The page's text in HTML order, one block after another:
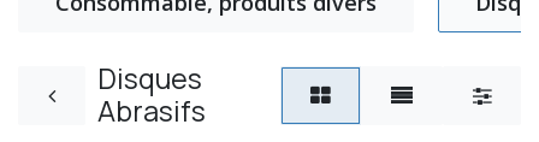
Disques
Abrasifs